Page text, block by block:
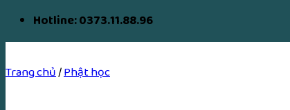
Hotline: 0373.11.88.96
Trang chủ/Phật học